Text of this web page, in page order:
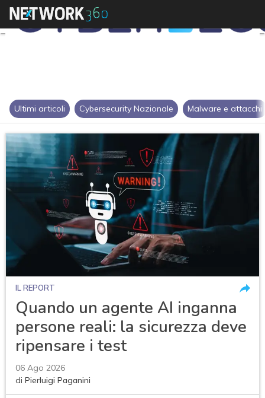
Ultimi articoli Cybersecurity Nazionale Malware e attacchi
IL REPORT
Quando un agente AI inganna
persone reali: la sicurezza deve
ripensare i test
06 Ago 2026
diPierluigi Paganini